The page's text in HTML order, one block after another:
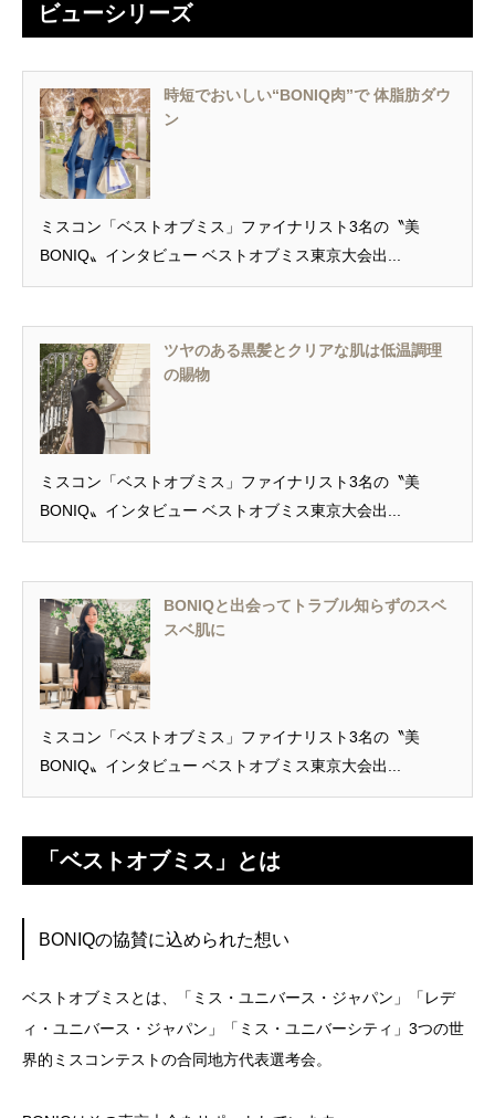
ビューシリーズ
時短でおいしい“BONIQ肉”で 体脂肪ダウ
ン
ミスコン「ベストオブミス」ファイナリスト3名の〝美
BONIQ〟インタビュー ベストオブミス東京大会出...
ツヤのある黒髪とクリアな肌は低温調理
の賜物
ミスコン「ベストオブミス」ファイナリスト3名の〝美
BONIQ〟インタビュー ベストオブミス東京大会出...
BONIQと出会ってトラブル知らずのスベ
スベ肌に
ミスコン「ベストオブミス」ファイナリスト3名の〝美
BONIQ〟インタビュー ベストオブミス東京大会出...
「ベストオブミス」とは
BONIQの協賛に込められた想い
ベストオブミスとは、「ミス・ユニバース・ジャパン」「レデ
ィ・ユニバース・ジャパン」「ミス・ユニバーシティ」3つの世
界的ミスコンテストの合同地方代表選考会。